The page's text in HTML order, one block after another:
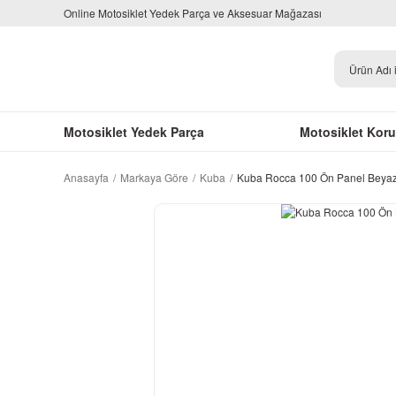
Online Motosiklet Yedek Parça ve Aksesuar Mağazası
Motosiklet Yedek Parça Motosiklet
Anasayfa Markaya Göre Kuba Kuba Rocca 100 Ön Panel